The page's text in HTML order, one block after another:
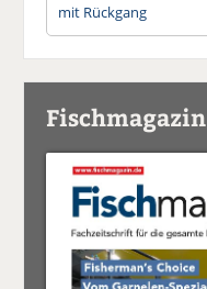
mit Rückgang
Fischmagazin